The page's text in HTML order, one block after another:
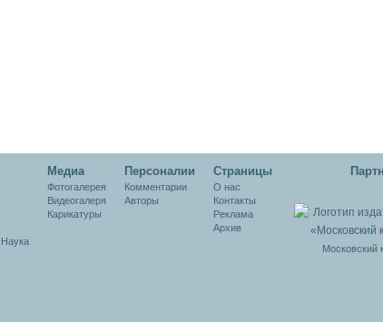
Медиа
Фотогалерея
Видеогалеря
Карикатуры
Персоналии
Комментарии
Авторы
Cтраницы
О нас
Контакты
Реклама
Архив
Московский